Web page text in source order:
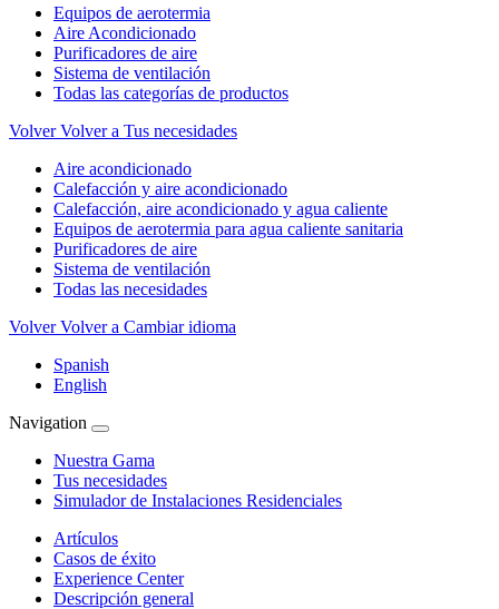
Equipos de aerotermia
Aire Acondicionado
Purificadores de aire
Sistema de ventilación
Todas las categorías de productos
Volver Volver a Tus necesidades
Aire acondicionado
Calefacción y aire acondicionado
Calefacción, aire acondicionado y agua caliente
Equipos de aerotermia para agua caliente sanitaria
Purificadores de aire
Sistema de ventilación
Todas las necesidades
Volver Volver a Cambiar idioma
Spanish
English
Navigation
Nuestra Gama
Tus necesidades
Simulador de Instalaciones Residenciales
Artículos
Casos de éxito
Experience Center
Descripción general